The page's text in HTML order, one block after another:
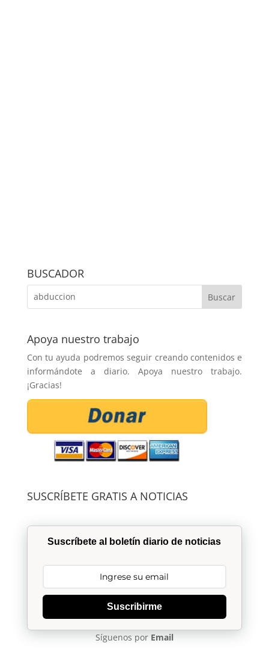
BUSCADOR
Apoya nuestro trabajo
Con tu ayuda podremos seguir creando contenidos e
informándote a diario. Apoya nuestro trabajo.
¡Gracias!
SUSCRÍBETE GRATIS A NOTICIAS
Suscríbete al boletín diario de noticias
Suscribirme
Síguenos por Email